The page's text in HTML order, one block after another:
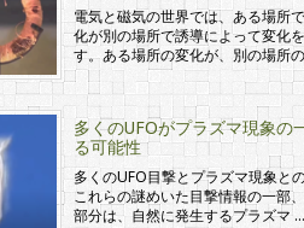
電気と磁気の世界では、ある場所
化が別の場所で誘導によって変化
す。ある場所の変化が、別の場所
多くのUFOがプラズマ現象の
る可能性
多くのUFO目撃とプラズマ現象との
これらの謎めいた目撃情報の一部
部分は、自然に発生するプラズマ …